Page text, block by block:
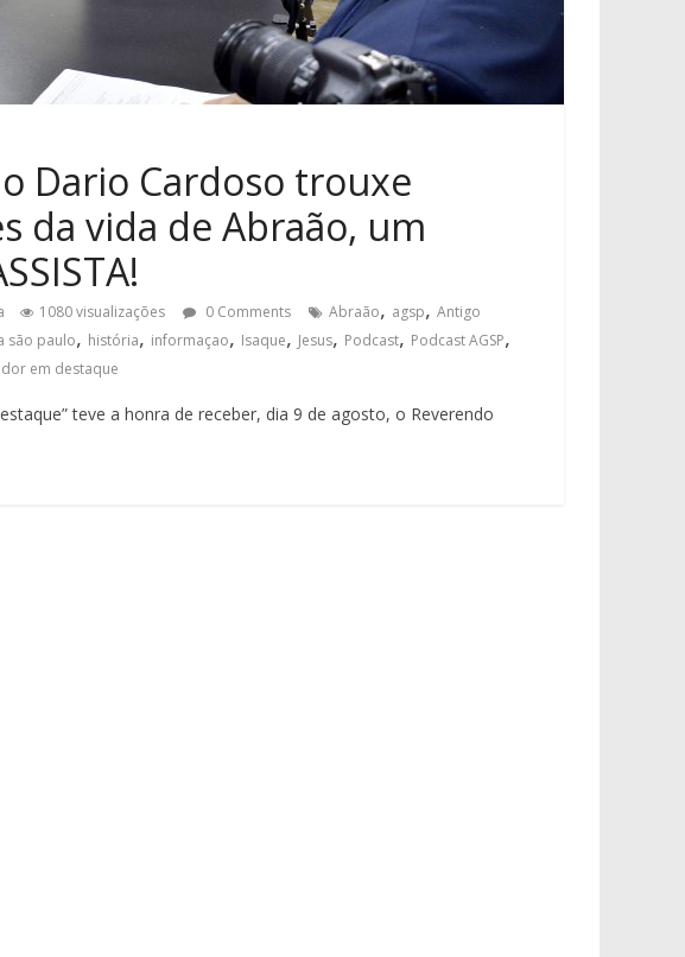
Dario Cardoso trouxe
da vida de Abraão, um
1080 visualizações 0 Comments Abraão, agsp, Antigo
são paulo, história, informaçao, Isaque, Jesus, Podcast, Podcast AGSP,
em destaque
teve a honra de receber, dia 9 de agosto, o Reverendo